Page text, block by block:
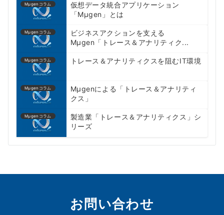
Mμgenコラム
仮想データ統合アプリケーション
「Mµgen」とは
Mμgenコラム
ビジネスアクションを支える
Mμgen「トレース＆アナリティク...
Mμgenコラム トレース＆アナリティクスを阻むIT環境
Mμgenコラム
Mµgenによる「トレース＆アナリティ
クス」
Mμgenコラム
製造業「トレース＆アナリティクス」シ
リーズ
お問い合わせ